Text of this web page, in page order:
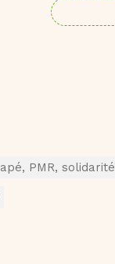
PMR, solidarité